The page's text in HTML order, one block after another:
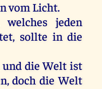
vom Licht.
welches jeden
, sollte in die
und die Welt ist
,doch die Welt